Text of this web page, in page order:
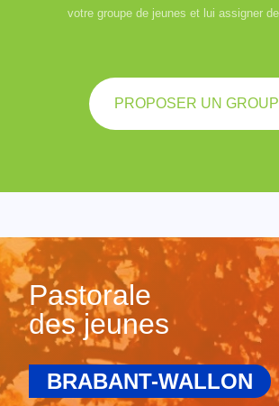
votre groupe de jeunes et lui assigner
PROPOSER UN
Pastorale
des jeunes
BRABANT-WALLON